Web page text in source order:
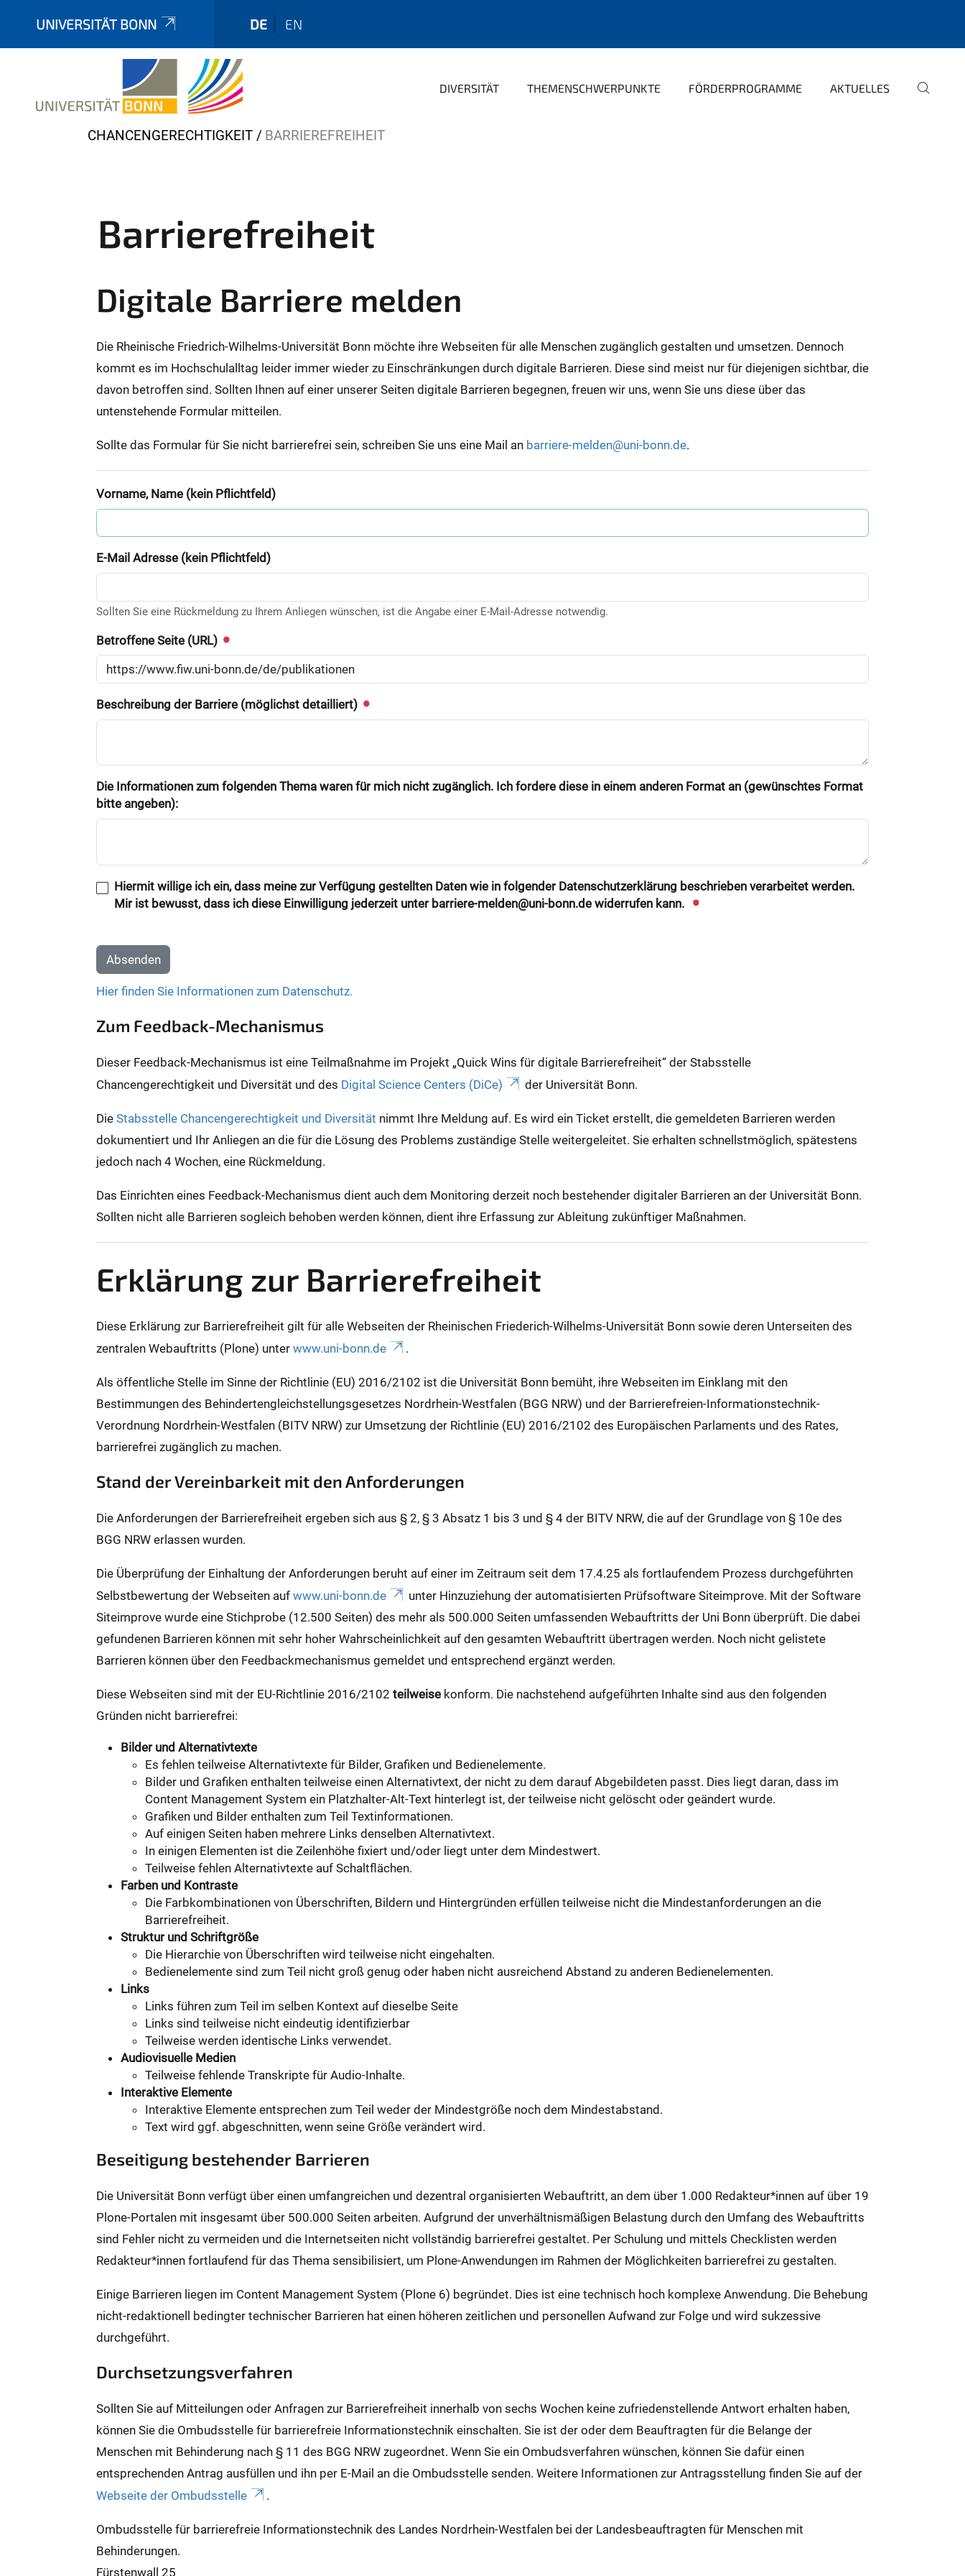
UNIVERSITÄT BONN DE EN
DIVERSITÄT THEMENSCHWERPUNKTE FÖRDERPROGRAMME AKTUELLES
Y
CHANCENGERECHTIGKEIT BARRIEREFREIHEIT
Barrierefreiheit
Digitale Barriere melden
Die Rheinische Friedrich-Wilhelms-Universität Bonn möchte ihre Webseiten für alle Menschen zugänglich gestalten und umsetzen. Dennoch
kommt es im Hochschulalltag leider immer wieder zu Einschränkungen durch digitale Barrieren. Diese sind meist nur für diejenigen sichtbar, die
davon betroffen sind. Sollten Ihnen auf einer unserer Seiten digitale Barrieren begegnen, freuen wir uns, wenn Sie uns diese über das
untenstehende Formular mitteilen.
Sollte das Formular für Sie nicht barrierefrei sein, schreiben Sie uns eine Mail an barriere-melden@uni-bonn.de.
Vorname, Name (kein Pflichtfeld)
E-Mail Adresse (kein Pflichtfeld)
Sollten Sie eine Rückmeldung zu Ihrem Anliegen wünschen, ist die Angabe einer E-Mail-Adresse notwendig.
Betroffene Seite (URL)
Beschreibung der Barriere (möglichst detailliert)
Die Informationen zum folgenden Thema waren für mich nicht zugänglich. Ich fordere diese in einem anderen Format an (gewünschtes Format
bitte angeben):
Hiermit willige ich ein, dass meine zur Verfügung gestellten Daten wie in folgender Datenschutzerklärung beschrieben verarbeitet werden.
Mir ist bewusst, dass ich diese Einwilligung jederzeit unter barriere-melden@uni-bonn.de widerrufen kann.
Absenden
Hier finden Sie Informationen zum Datenschutz.
Zum Feedback-Mechanismus
Dieser Feedback-Mechanismus ist eine Teilmaßnahme im Projekt „Quick Wins für digitale Barrierefreiheit“ der Stabsstelle
Chancengerechtigkeit und Diversität und des Digital Science Centers (DiCe) der Universität Bonn.
Die Stabsstelle Chancengerechtigkeit und Diversität nimmt Ihre Meldung auf. Es wird ein Ticket erstellt, die gemeldeten Barrieren werden
dokumentiert und Ihr Anliegen an die für die Lösung des Problems zuständige Stelle weitergeleitet. Sie erhalten schnellstmöglich, spätestens
jedoch nach 4 Wochen, eine Rückmeldung.
Das Einrichten eines Feedback-Mechanismus dient auch dem Monitoring derzeit noch bestehender digitaler Barrieren an der Universität Bonn.
Sollten nicht alle Barrieren sogleich behoben werden können, dient ihre Erfassung zur Ableitung zukünftiger Maßnahmen.
Erklärung zur Barrierefreiheit
Diese Erklärung zur Barrierefreiheit gilt für alle Webseiten der Rheinischen Friederich-Wilhelms-Universität Bonn sowie deren Unterseiten des
zentralen Webauftritts (Plone) unter www.uni-bonn.de .
Als öffentliche Stelle im Sinne der Richtlinie (EU) 2016/2102 ist die Universität Bonn bemüht, ihre Webseiten im Einklang mit den
Bestimmungen des Behindertengleichstellungsgesetzes Nordrhein-Westfalen (BGG NRW) und der Barrierefreien-Informationstechnik-
Verordnung Nordrhein-Westfalen (BITV NRW) zur Umsetzung der Richtlinie (EU) 2016/2102 des Europäischen Parlaments und des Rates,
barrierefrei zugänglich zu machen.
Stand der Vereinbarkeit mit den Anforderungen
Die Anforderungen der Barrierefreiheit ergeben sich aus § 2, § 3 Absatz 1 bis 3 und § 4 der BITV NRW, die auf der Grundlage von § 10e des
BGG NRW erlassen wurden.
Die Überprüfung der Einhaltung der Anforderungen beruht auf einer im Zeitraum seit dem 17.4.25 als fortlaufendem Prozess durchgeführten
Selbstbewertung der Webseiten auf www.uni-bonn.de
unter Hinzuziehung der automatisierten Prüfsoftware Siteimprove. Mit der Software
Siteimprove wurde eine Stichprobe (12.500 Seiten) des mehr als 500.000 Seiten umfassenden Webauftritts der Uni Bonn überprüft. Die dabei
gefundenen Barrieren können mit sehr hoher Wahrscheinlichkeit auf den gesamten Webauftritt übertragen werden. Noch nicht gelistete
Barrieren können über den Feedbackmechanismus gemeldet und entsprechend ergänzt werden.
Diese Webseiten sind mit der EU-Richtlinie 2016/2102 teilweisekonform. Die nachstehend aufgeführten Inhalte sind aus den folgenden
Gründen nicht barrierefrei:
Bilder und Alternativtexte
Es fehlen teilweise Alternativtexte für Bilder, Grafiken und Bedienelemente.
Bilder und Grafiken enthalten teilweise einen Alternativtext, der nicht zu dem darauf Abgebildeten passt. Dies liegt daran, dass im
Content Management System ein Platzhalter-Alt-Text hinterlegt ist, der teilweise nicht gelöscht oder geändert wurde.
Grafiken und Bilder enthalten zum Teil Textinformationen.
Auf einigen Seiten haben mehrere Links denselben Alternativtext.
In einigen Elementen ist die Zeilenhöhe fixiert und/oder liegt unter dem Mindestwert.
Teilweise fehlen Alternativtexte auf Schaltflächen.
Farben und Kontraste
Die Farbkombinationen von Überschriften, Bildern und Hintergründen erfüllen teilweise nicht die Mindestanforderungen an die
Barrierefreiheit.
Struktur und Schriftgröße
Die Hierarchie von Überschriften wird teilweise nicht eingehalten.
Bedienelemente sind zum Teil nicht groß genug oder haben nicht ausreichend Abstand zu anderen Bedienelementen.
Links
Links führen zum Teil im selben Kontext auf dieselbe Seite
Links sind teilweise nicht eindeutig identifizierbar
Teilweise werden identische Links verwendet.
Audiovisuelle Medien
Teilweise fehlende Transkripte für Audio-Inhalte.
Interaktive Elemente
Interaktive Elemente entsprechen zum Teil weder der Mindestgröße noch dem Mindestabstand.
Text wird ggf. abgeschnitten, wenn seine Größe verändert wird.
Beseitigung bestehender Barrieren
Die Universität Bonn verfügt über einen umfangreichen und dezentral organisierten Webauftritt, an dem über 1.000 Redakteur*innen auf über 19
Plone-Portalen mit insgesamt über 500.000 Seiten arbeiten. Aufgrund der unverhältnismäßigen Belastung durch den Umfang des Webauftritts
sind Fehler nicht zu vermeiden und die Internetseiten nicht vollständig barrierefrei gestaltet. Per Schulung und mittels Checklisten werden
Redakteur*innen fortlaufend für das Thema sensibilisiert, um Plone-Anwendungen im Rahmen der Möglichkeiten barrierefrei zu gestalten.
Einige Barrieren liegen im Content Management System (Plone 6) begründet. Dies ist eine technisch hoch komplexe Anwendung. Die Behebung
nicht-redaktionell bedingter technischer Barrieren hat einen höheren zeitlichen und personellen Aufwand zur Folge und wird sukzessive
durchgeführt.
Durchsetzungsverfahren
Sollten Sie auf Mitteilungen oder Anfragen zur Barrierefreiheit innerhalb von sechs Wochen keine zufriedenstellende Antwort erhalten haben,
können Sie die Ombudsstelle für barrierefreie Informationstechnik einschalten. Sie ist der oder dem Beauftragten für die Belange der
Menschen mit Behinderung nach § 11 des BGG NRW zugeordnet. Wenn Sie ein Ombudsverfahren wünschen, können Sie dafür einen
entsprechenden Antrag ausfüllen und ihn per E-Mail an die Ombudsstelle senden. Weitere Informationen zur Antragsstellung finden Sie auf der
Webseite der Ombudsstelle
.
Ombudsstelle für barrierefreie Informationstechnik des Landes Nordrhein-Westfalen bei der Landesbeauftragten für Men­schen mit
Behinderungen.
Fürstenwall 25